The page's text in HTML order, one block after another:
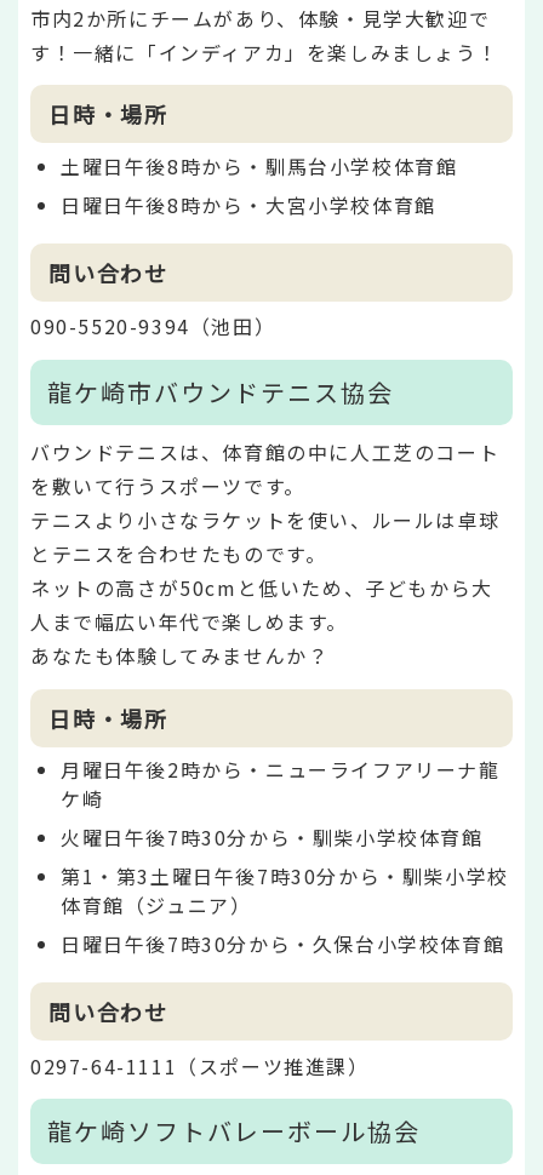
市内2か所にチームがあり、体験・見学大歓迎で
す！一緒に「インディアカ」を楽しみましょう！
日時・場所
土曜日午後8時から・馴馬台小学校体育館
日曜日午後8時から・大宮小学校体育館
問い合わせ
090-5520-9394（池田）
龍ケ崎市バウンドテニス協会
バウンドテニスは、体育館の中に人工芝のコート
を敷いて行うスポーツです。
テニスより小さなラケットを使い、ルールは卓球
とテニスを合わせたものです。
ネットの高さが50cmと低いため、子どもから大
人まで幅広い年代で楽しめます。
あなたも体験してみませんか？
日時・場所
月曜日午後2時から・ニューライフアリーナ龍
ケ崎
火曜日午後7時30分から・馴柴小学校体育館
第1・第3土曜日午後7時30分から・馴柴小学校
体育館（ジュニア）
日曜日午後7時30分から・久保台小学校体育館
問い合わせ
0297-64-1111（スポーツ推進課）
龍ケ崎ソフトバレーボール協会